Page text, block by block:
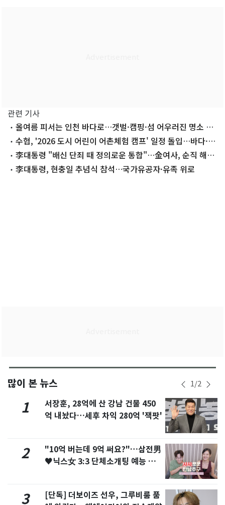
관련 기사
올여름 피서는 인천 바다로…갯벌·캠핑·섬 어우러진 명소 즐
비 수협, '2026 도시 어린이 어촌체험 캠프' 일정 돌입…바다·어
촌 가치 체험
李대통령 "배신 단죄 때 정의로운 통합"…金여사, 순직 해경
에 눈물(종합)
李대통령, 현충일 추념식 참석…국가유공자·유족 위로
많이 본 뉴스 1/2
1
서장훈, 28억에 산 강남 건물 450
억 내놨다…세후 차익 280억 '잭팟'
2
"10억 버는데 9억 써요?"…삼전男
♥닉스女 3:3 단체소개팅 예능 화
3
[단독] 더보이즈 선우, 그루비룸 품